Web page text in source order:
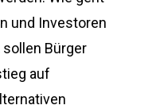
und Investoren
Bürger
auf